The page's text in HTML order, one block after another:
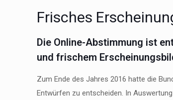
Frisches
Die Online-Abstimmung ist
und frischem
Zum Ende des Jahres 2016 hatte die
Entwürfen zu entscheiden. In